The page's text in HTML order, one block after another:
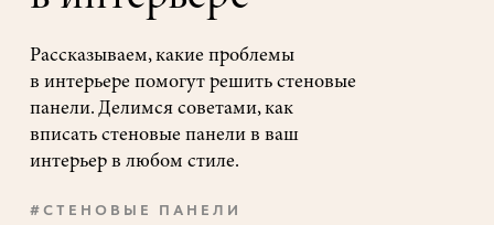
Рассказываем, какие проблемы
в интерьере помогут решить стеновые
панели. Делимся советами, как
вписать стеновые панели в ваш
интерьер в любом стиле.
#СТЕНОВЫЕ ПАНЕЛИ